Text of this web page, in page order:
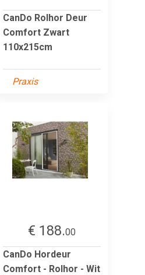
CanDo Rolhor Deur
Comfort Zwart
110x215cm
Praxis
€ 188.00
CanDo Hordeur
Comfort - Rolhor - Wit